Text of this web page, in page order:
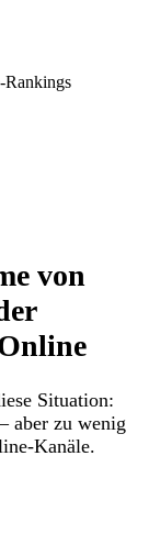
Rankings
von
Situation:
aber zu wenig
Kanäle.